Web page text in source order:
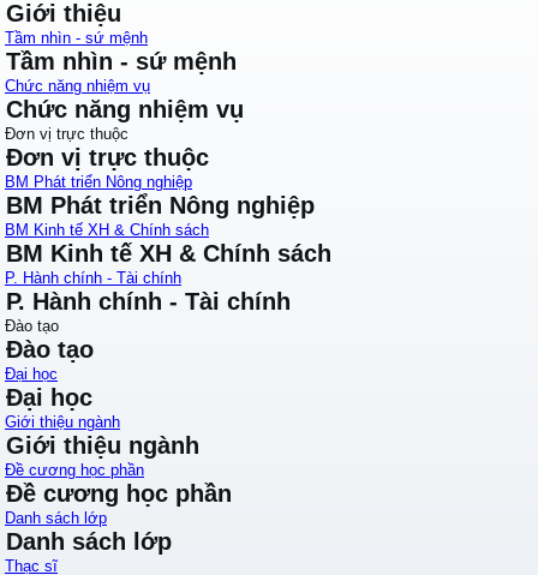
Giới thiệu
Tầm nhìn - sứ mệnh
Tầm nhìn - sứ mệnh
Chức năng nhiệm vụ
Chức năng nhiệm vụ
Đơn vị trực thuộc
Đơn vị trực thuộc
BM Phát triển Nông nghiệp
BM Phát triển Nông nghiệp
BM Kinh tế XH & Chính sách
BM Kinh tế XH & Chính sách
P. Hành chính - Tài chính
P. Hành chính - Tài chính
Đào tạo
Đào tạo
Đại học
Đại học
Giới thiệu ngành
Giới thiệu ngành
Đề cương học phần
Đề cương học phần
Danh sách lớp
Danh sách lớp
Thạc sĩ